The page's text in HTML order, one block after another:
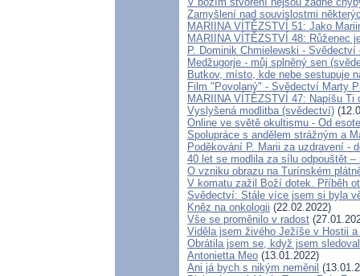
Zamyšlení nad souvislostmi
MARIINA VÍTĚZSTVÍ 51: Jako
MARIINA VÍTĚZSTVÍ 48: Růženec
P. Dominik Chmielewski -
Medžugorje - můj splněný sen
Butkov, místo, kde nebe sestupuje
Film "Povolaný" - Svědectví Marty
MARIINA VÍTĚZSTVÍ 47: Napíšu
Vyslyšená modlitba (svědectví)
Online ve světě okultismu - Od
Spolupráce s andělem strážným a
Poděkování P. Marii za uzdravení -
40 let se modlila za sílu odpouštět –
O vzniku obrazu na Turínském
V komatu zažil Boží dotek. Příběh
Svědectví: Stále více jsem si byla
Kněz na onkologii (22.02.2022)
Vše se proměnilo v radost
Viděla jsem živého Ježíše v Hostii
Obrátila jsem se, když jsem
Antonietta Meo (13.01.2022)
Ani já bych s nikým neměnil